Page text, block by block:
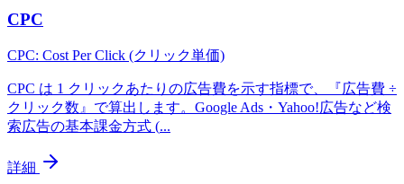
CPC
CPC: Cost Per Click (クリック単価)
CPC は 1 クリックあたりの広告費を示す指標で、『広告費 ÷
クリック数』で算出します。Google Ads・Yahoo!広告など検
索広告の基本課金方式 (...
詳細